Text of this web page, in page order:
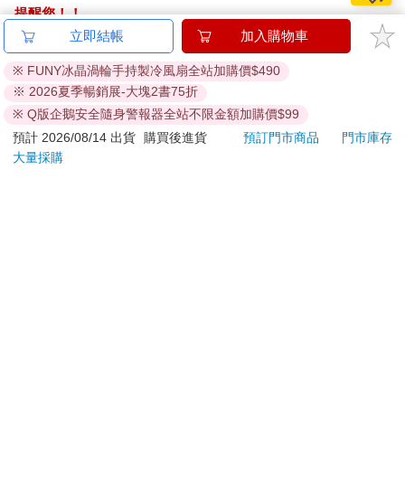
提醒您！！
金石堂及銀行均不會請您操作ATM! 如接獲電話要求您前往
ATM提款機，請不要聽從指示，以免受騙上當！
退換貨須知：
**提醒您，鑑賞期不等於試用期，退回商品須為全新狀態**
依據「消費者保護法」第19條及行政院消費者保護處公告之
「通訊交易解除權合理例外情事適用準則」，以下商品購買
立即結帳 加入購物車
※ FUNY冰晶渦輪手持製冷風扇全站加購價$490
※ 2026夏季暢銷展-大塊2書75折
※ Q版企鵝安全隨身警報器全站不限金額加購價$99
預計 2026/08/14 出貨
購買後進貨 預訂門市商品
門市庫存
大量採購